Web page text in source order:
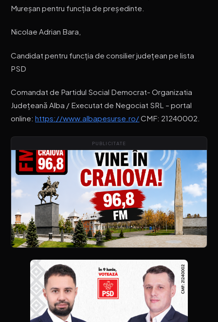
Mureșan pentru funcția de președinte.
Nicolae Adrian Bara,
Candidat pentru funcția de consilier județean pe lista
PSD
Comandat de Partidul Social Democrat- Organizatia
Județeană Alba / Executat de Negociat SRL – portal
online:https://www.albapesurse.ro/CMF: 21240002.
PUBLICITATE